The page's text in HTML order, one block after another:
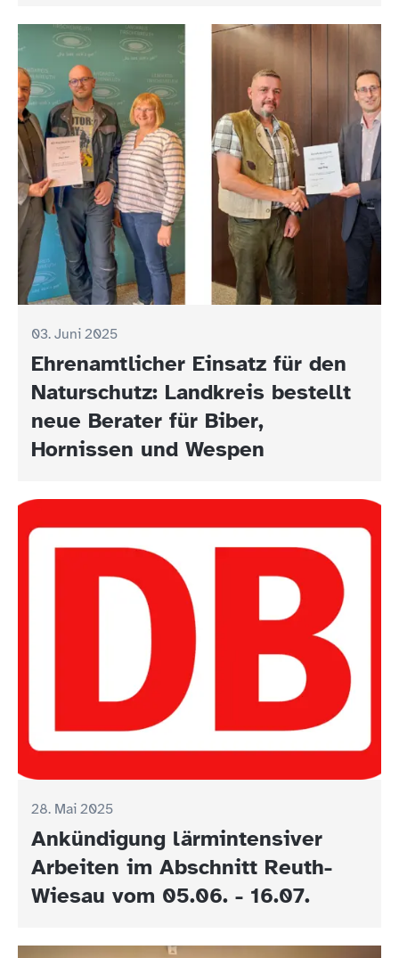
03. Juni 2025
Ehrenamtlicher Einsatz für den
Naturschutz: Landkreis bestellt
neue Berater für Biber,
Hornissen und Wespen
28. Mai 2025
Ankündigung lärmintensiver
Arbeiten im Abschnitt Reuth-
Wiesau vom 05.06. - 16.07.